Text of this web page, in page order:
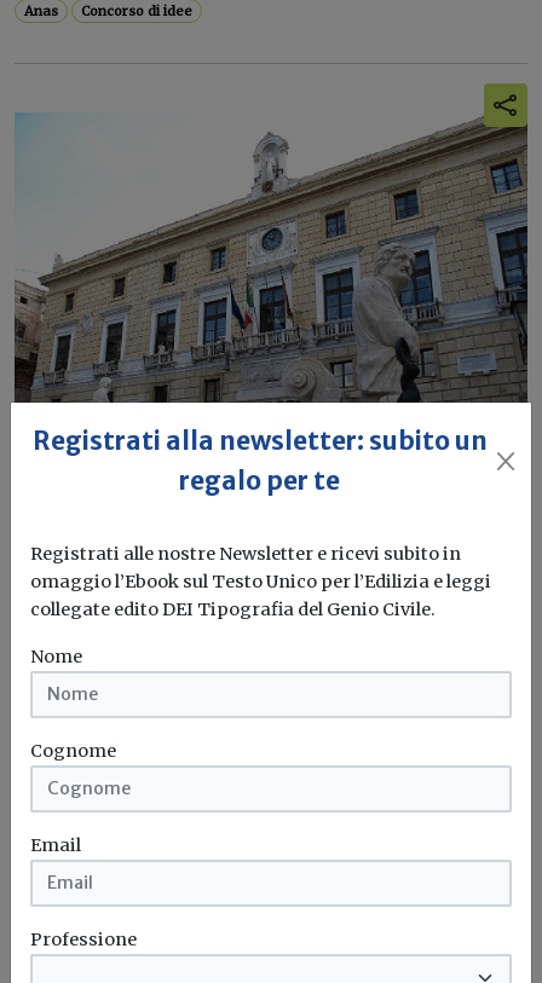
Anas Concorso di idee
concorsi di idee per la riqualificazione
urbana
Riguardano diversi progetti finanziati con il Patto per il
Sud
Riqualificazione urbana Concorso di idee Palermo
Registrati alla newsletter: subito un
regalo per te
Registrati alle nostre Newsletter e ricevi subito in
omaggio l’Ebook sul Testo Unico per l’Edilizia e leggi
collegate edito DEI Tipografia del Genio Civile.
Nome
Cognome
Email
Professione